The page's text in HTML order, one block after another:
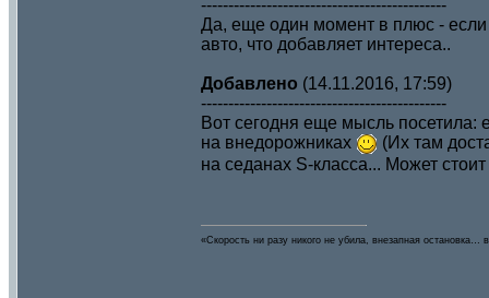
---------------------------------------------
Да, еще один момент в плюс -
авто, что добавляет интереса..
Добавлено (14.11.2016, 17:59)
---------------------------------------------
Вот сегодня еще мысль посетила:
на внедорожниках
(Их там
на седанах S-класса... Может
«Скорость ни разу никого не убила, внезапная остановка…